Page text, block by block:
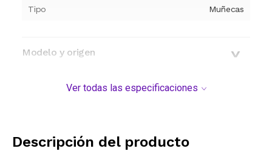
Tipo Muñecas
Modelo y origen
Ver todas las especificaciones
Descripción del producto